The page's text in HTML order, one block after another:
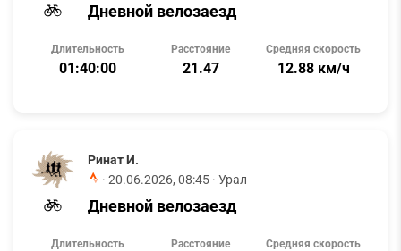
Дневной велозаезд
Длительность
01:40:00
Расстояние
21.47
Средняя скорость
12.88 км/ч
Ринат И.
· 20.06.2026, 08:45 · Урал
Дневной велозаезд
Длительность Расстояние Средняя скорость